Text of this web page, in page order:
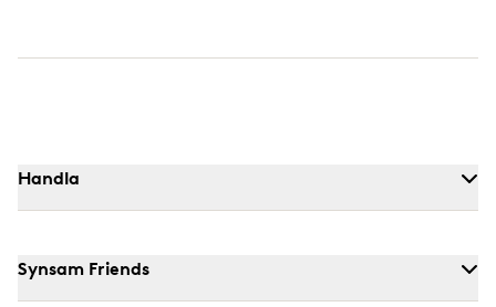
Handla
Synsam Friends